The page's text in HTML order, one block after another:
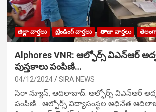
జిల్లా వార్తలు ట్రేండింగ్ వార్తలు తాజా వార్తలు
Alphores VNR: ఆల్ఫోర్స్ విఎన్ఆర్
పుస్తకాలు పంపిణి…
04/12/2024 SIRA NEWS
సిరా న్యూస్, ఆదిలాబాద్: ఆల్ఫోర్స్ విఎన్ఆర్
పంపిణి… ఆల్ఫోర్స్ విద్యాసంస్థల అధినేత